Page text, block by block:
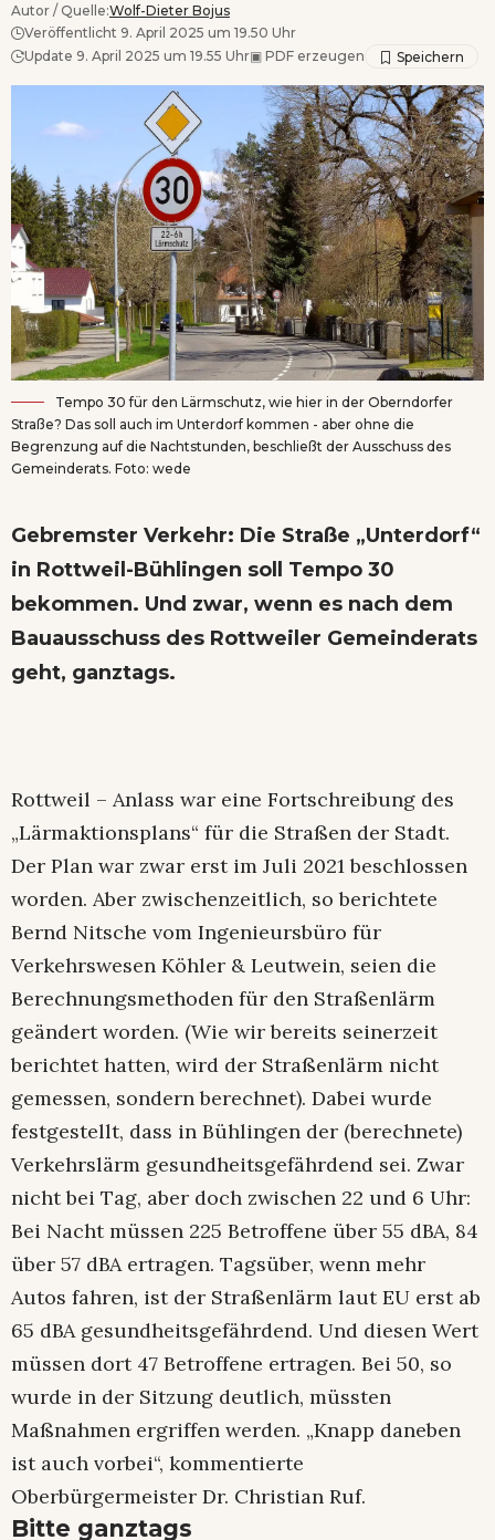
Autor / Quelle:Wolf-Dieter Bojus
Veröffentlicht 9. April 2025 um 19.50 Uhr
Update 9. April 2025 um 19.55 Uhr▣ PDF erzeugen
Tempo 30 für den Lärmschutz, wie hier in der Oberndorfer
Straße? Das soll auch im Unterdorf kommen - aber ohne die
Begrenzung auf die Nachtstunden, beschließt der Ausschuss des
Gemeinderats. Foto: wede
Gebremster Verkehr: Die Straße „Unterdorf“
in Rottweil-Bühlingen soll Tempo 30
bekommen. Und zwar, wenn es nach dem
Bauausschuss des Rottweiler Gemeinderats
geht, ganztags.
Rottweil – Anlass war eine Fortschreibung des
„Lärmaktionsplans“ für die Straßen der Stadt.
Der Plan war zwar erst im Juli 2021 beschlossen
worden. Aber zwischenzeitlich, so berichtete
Bernd Nitsche vom Ingenieursbüro für
Verkehrswesen Köhler & Leutwein, seien die
Berechnungsmethoden für den Straßenlärm
geändert worden. (Wie wir bereits seinerzeit
berichtet hatten, wird der Straßenlärm nicht
gemessen, sondern berechnet). Dabei wurde
festgestellt, dass in Bühlingen der (berechnete)
Verkehrslärm gesundheitsgefährdend sei. Zwar
nicht bei Tag, aber doch zwischen 22 und 6 Uhr:
Bei Nacht müssen 225 Betroffene über 55 dBA, 84
über 57 dBA ertragen. Tagsüber, wenn mehr
Autos fahren, ist der Straßenlärm laut EU erst ab
65 dBA gesundheitsgefährdend. Und diesen Wert
müssen dort 47 Betroffene ertragen. Bei 50, so
wurde in der Sitzung deutlich, müssten
Maßnahmen ergriffen werden. „Knapp daneben
ist auch vorbei“, kommentierte
Oberbürgermeister Dr. Christian Ruf.
Bitte ganztags